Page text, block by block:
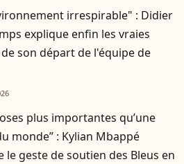
irrespirable" : Didier
explique enfin les vraies
son départ de l'équipe de
plus importantes qu’une
monde” : Kylian Mbappé
le geste de soutien des Bleus en